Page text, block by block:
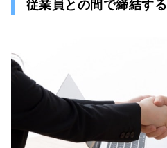
従業員との間で締結する